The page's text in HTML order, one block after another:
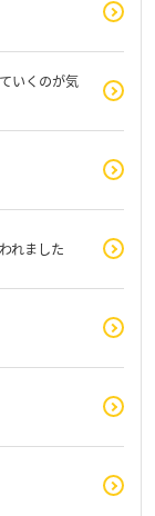
いくのが気
れました